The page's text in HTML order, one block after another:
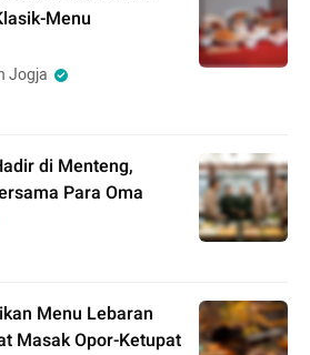
Menu
Jogja
di Menteng,
Para Oma
Menu Lebaran
Masak Opor-Ketupat